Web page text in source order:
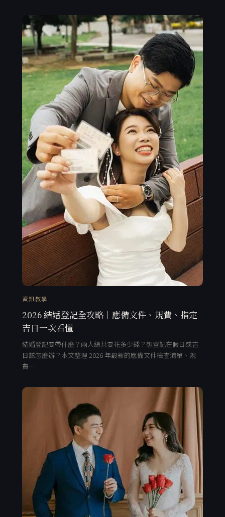
資訊教學
2026 結婚登記全攻略｜應備文件、規費、指定
吉日一次看懂
結婚登記要帶什麼？兩人總共要花多少錢？想登記在假日或吉
日該怎麼辦？本文整理 2026 年最新的應備文件檢查清單、規
費…